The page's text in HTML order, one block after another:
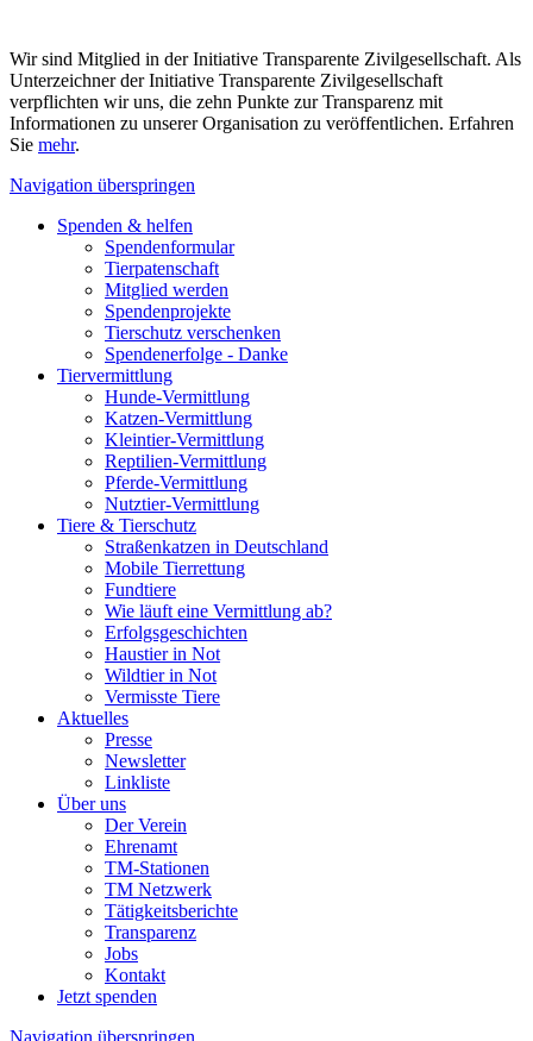
Wir sind Mitglied in der Initiative Transparente Zivilgesellschaft. Als
Unterzeichner der Initiative Transparente Zivilgesellschaft
verpflichten wir uns, die zehn Punkte zur Transparenz mit
Informationen zu unserer Organisation zu veröffentlichen. Erfahren
Sie mehr.
Navigation überspringen
Spenden & helfen
Spendenformular
Tierpatenschaft
Mitglied werden
Spendenprojekte
Tierschutz verschenken
Spendenerfolge - Danke
Tiervermittlung
Hunde-Vermittlung
Katzen-Vermittlung
Kleintier-Vermittlung
Reptilien-Vermittlung
Pferde-Vermittlung
Nutztier-Vermittlung
Tiere & Tierschutz
Straßenkatzen in Deutschland
Mobile Tierrettung
Fundtiere
Wie läuft eine Vermittlung ab?
Erfolgsgeschichten
Haustier in Not
Wildtier in Not
Vermisste Tiere
Aktuelles
Presse
Newsletter
Linkliste
Über uns
Der Verein
Ehrenamt
TM-Stationen
TM Netzwerk
Tätigkeitsberichte
Transparenz
Jobs
Kontakt
Jetzt spenden